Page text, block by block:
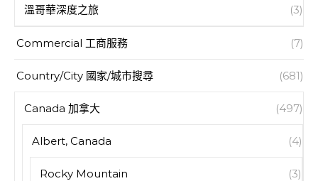
溫哥華深度之旅 (3)
Commercial 工商服務 (7)
Country/City 國家/城市搜尋 (681)
Canada 加拿大 (497)
Albert, Canada (4)
Rocky Mountain (3)